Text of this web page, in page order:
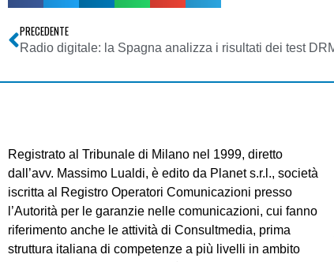
PRECEDENTE
Registrato al Tribunale di Milano nel 1999, diretto
dall’avv. Massimo Lualdi, è edito da Planet s.r.l., società
iscritta al Registro Operatori Comunicazioni presso
l’Autorità per le garanzie nelle comunicazioni, cui fanno
riferimento anche le attività di Consultmedia, prima
struttura italiana di competenze a più livelli in ambito